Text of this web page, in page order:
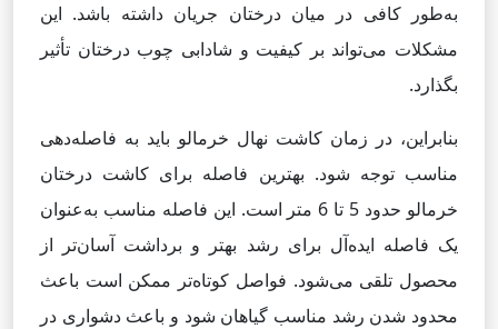
به‌طور کافی در میان درختان جریان داشته باشد. این
مشکلات می‌تواند بر کیفیت و شادابی چوب درختان تأثیر
بگذارد.
بنابراین، در زمان کاشت نهال خرمالو باید به فاصله‌دهی
مناسب توجه شود. بهترین فاصله برای کاشت درختان
خرمالو حدود 5 تا 6 متر است. این فاصله مناسب به‌عنوان
یک فاصله ایده‌آل برای رشد بهتر و برداشت آسان‌تر از
محصول تلقی می‌شود. فواصل کوتاه‌تر ممکن است باعث
محدود شدن رشد مناسب گیاهان شود و باعث دشواری در